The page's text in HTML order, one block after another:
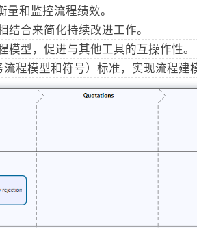
量和监控流程绩效。
结合来简化持续改进工作。
模型，促进与其他工具的互操作性。
程模型和符号）标准，实现流程建